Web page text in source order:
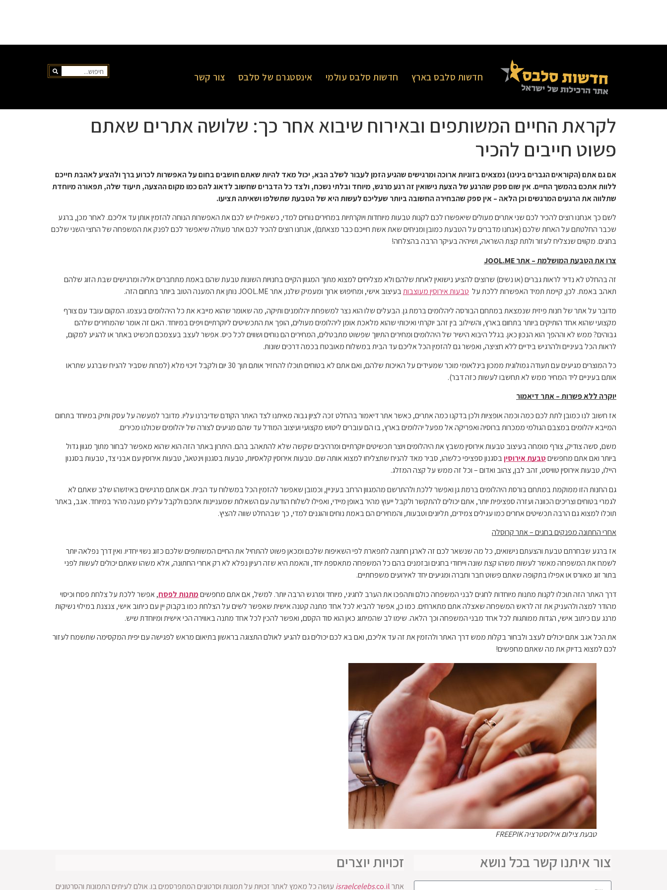
חדשות סלבס בארץ חדשות סלבס עולמי אינסטגרם של סלבס צור קשר
לקראת החיים המשותפים ובאירוח שיבוא אחר כך: שלושה אתרים שאתם
פשוט חייבים להכיר
אם גם אתם (הקוראים הגברים בינינו) נמצאים בזוגיות ארוכה ומרגישים שהגיע הזמן לעבור לשלב הבא, יכול מאד להיות שאתם חושבים בחום על האפשרות לכרוע ברך ולהציע לאהבת חייכם
ללוות אתכם בהמשך החיים. אין שום ספק שהרגע של הצעת נישואין זה רגע מרגש, מיוחד ובלתי נשכח, ולצד כל הדברים שחשוב לדאוג להם כמו מקום ההצעה, תיעוד שלה, תפאורה מיוחדת
שתלווה את הרגעים המרגשים וכן הלאה – אין ספק שהבחירה החשובה ביותר שעליכם לעשות היא של הטבעת שתשלפו ושאיתה תציעו.
לשם כך אנחנו רוצים להכיר לכם שני אתרים מעולים שיאפשרו לכם לקנות טבעות מיוחדות ויוקרתיות במחירים נוחים למדי, כשאפילו יש לכם את האפשרות הנוחה להזמין אותן עד אליכם. לאחר מכן, ברגע
שכבר החלטתם על האחת שלכם (אנחנו מדברים על הטבעת כמובן ומניחים שאת אשת חייכם כבר מצאתם), אנחנו רוצים להכיר לכם אתר מעולה שיאפשר לכם לפנק את המשפחה של החצי השני שלכם
בחגים. מקווים שנצליח לעזור ולתת קצת השראה, ושיהיה בעיקר הרבה בהצלחה!
צרו את הטבעת המושלמת – אתרJOOL.ME
זה בהחלט לא נדיר לראות גברים (או נשים) שרוצים להציע נישואין לאחת שלהם ולא מצליחים למצוא מתוך המגוון הקיים בחנויות השונות טבעת שהם באמת מתחברים אליה ומרגישים שבת הזוג שלהם
תאהב באמת. לכן, קיימת תמיד האפשרות ללכת על טבעות אירוסין מעוצבותבעיצוב אישי, ומחיפוש ארוך ומעמיק שלנו, אתר JOOL.ME נותן את המענה הטוב ביותר בתחום הזה.
מדובר על אתר של חנות פיזית שנמצאת במתחם הבורסה ליהלומים ברמת גן. הבעלים שלו הוא נצר למשפחת יהלומנים ותיקה, מה שאומר שהוא מייבא את כל היהלומים בעצמו. המקום עובד עם צורף
מקצועי שהוא אחד הותיקים ביותר בתחום בארץ, והשילוב בין זהב יוקרתי ואיכותי שהוא מלאכת אומן ליהלומים מעולים, הופך את התכשיטים ליוקרתיים ויפים במיוחד. האם זה אומר שהמחירים שלהם
גבוהים? ממש לא וההפך הוא הנכון כאן. בגלל היבוא הישיר של היהלומים ומחירים התיווך שפשוט מתבטלים, המחירים הם נוחים ושווים לכל כיס. אפשר לעצב בעצמכם תכשיט באתר או להגיע למקום,
לראות הכל בעיניים ולהרגיש בידיים ללא חציצה, ואפשר גם להזמין הכל אליכם עד הבית במשלוח מאובטח בכמה דרכים שונות.
כל המוצרים מגיעים עם תעודה גמולוגית ממכון בינלאומי מוכר שמעידים על האיכות שלהם, ואם אתם לא בטוחים תוכלו להחזיר אותם תוך 30 יום ולקבל זיכוי מלא (למרות שסביר להניח שברגע שתראו
אותם בעיניים ליד המחיר ממש לא תחשבו לעשות כזה דבר).
יוקרה ללא פשרות – אתר דיאמור
אז חשוב לנו כמובן לתת לכם כמה וכמה אופציות ולכן בדקנו כמה אתרים, כאשר אתר דיאמור בהחלט זכה לציון גבוה מאיתנו לצד האתר הקודם שדיברנו עליו. מדובר למעשה על עסק ותיק במיוחד בתחום
המייבא יהלומים במצבם הגולמי ממכרות ברוסיה ואפריקה אל מפעל יהלומים בארץ, בו הם עוברים ליטוש מקצועי ועיצוב המודל עד שהם מגיעים לצורה של יהלומים שכולנו מכירים.
משם, סשה צודיק, צורף מומחה בעיצוב טבעות אירוסין משבץ את היהלומים ויוצר תכשיטים יוקרתיים ומרהיבים שקשה שלא להתאהב בהם. היתרון באתר הזה הוא שהוא מאפשר לבחור מתוך מגוון גדול
ביותר ואם אתם מחפשיםטבעת אירוסיןבסגנון ספציפי כלשהו, סביר מאד להניח שתצליחו למצוא אותה שם. טבעות אירוסין קלאסיות, טבעות בסגנון וינטאג', טבעות אירוסין עם אבני צד, טבעות בסגנון
היילו, טבעות אירוסין טוויסט, זהב לבן, צהוב ואדום – וכל זה ממש על קצה המזלג.
גם החנות הזו ממוקמת במתחם בורסת היהלומים ברמת גן ואפשר ללכת ולהתרשם מהמגוון הרחב בעיניין, וכמובן שאפשר להזמין הכל במשלוח עד הבית. אם אתם מרגישים באיזשהו שלב שאתם לא
לגמרי בטוחים וצריכים הכוונה ועזרה ספציפית יותר, אתם יכולים להתקשר ולקבל ייעוץ מהיר באופן מיידי, ואפילו לשלוח הודעה עם השאלות שמעניינות אתכם ולקבל עליהן מענה מהיר במיוחד. אגב, באתר
תוכלו למצוא גם הרבה תכשיטים אחרים כמו עגילים צמידים, תליונים וטבעות, והמחירים הם באמת נוחים והוגנים למדי, כך שבהחלט שווה להציץ.
אחרי החתונה מפנקים בחגים – אתר קרוסלה
אז ברגע שבחרתם טבעת והצעתם נישואים, כל מה שנשאר לכם זה לארגן חתונה לתפארת לפי השאיפות שלכם ומכאן פשוט להתחיל את החיים המשותפים שלכם כזוג נשוי יחדיו. ואין דרך נפלאה יותר
לשמח את המשפחה מאשר לעשות משהו קצת שונה וייחודי בחגים ובזמנים בהם כל המשפחה מתאספת יחד, והאמת היא שזה רעיון נפלא לא רק אחרי החתונה, אלא משהו שאתם יכולים לעשות לפני
בתור זוג מאורס או אפילו בתקופה שאתם פשוט חבר וחברה ומגיעים יחד לאירועים משפחתיים.
דרך האתר הזה תוכלו לקנות מתנות מיוחדות לחגים לבני המשפחה כולם ותהפכו את הערב לחגיגי, מיוחד ומרגש הרבה יותר. למשל, אם אתם מחפשיםמתנות לפסח, אפשר ללכת על צלחת פסח וכיסוי
מהודר למצה ולהעניק את זה לראש המשפחה שאצלה אתם מתארחים. כמו כן, אפשר להביא לכל אחד מתנה קטנה אישית שאפשר לשים על הצלחת כמו בקבוק יין עם כיתוב אישי, צנצנת במילוי נשיקות
מרנג עם כיתוב אישי, הגדות ממותגות לכל אחד מבני המשפחה וכך הלאה. שימו לב שהמיתוג כאן הוא סוד הקסם, ואפשר להכין לכל אחד מתנה באווירה הכי אישית ומיוחדת שיש.
את הכל אגב אתם יכולים לעצב ולבחור בקלות ממש דרך האתר ולהזמין את זה עד אליכם, ואם בא לכם יכולים גם להגיע לאולם התצוגה בראשון בתיאום מראש לפגישה עם יפית המקסימה שתשמח לעזור
לכם למצוא בדיוק את מה שאתם מחפשים!
טבעת צילום אילוסטרציה FREEPIK
צור איתנו קשר בכל נושא זכויות יוצרים
אתר israelcelebs.co.il עושה כל מאמץ לאתר זכויות על תמונות וסרטונים המתפרסמים בו. אולם לעיתים התמונות והסרטונים